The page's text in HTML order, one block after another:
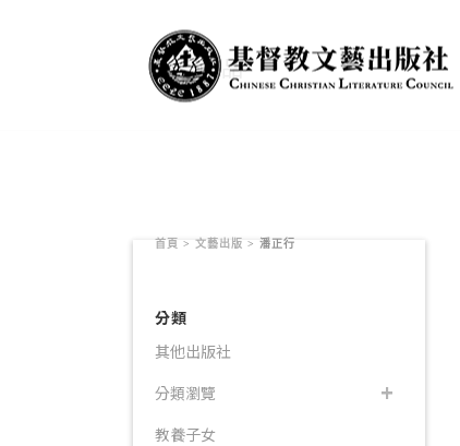
書籍產品
首頁 > 文藝出版 > 潘正行
分類
其他出版社
分類瀏覽
教養子女